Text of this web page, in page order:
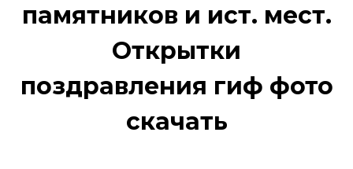
памятников и ист. мест.
Открытки
поздравления гиф фото
скачать